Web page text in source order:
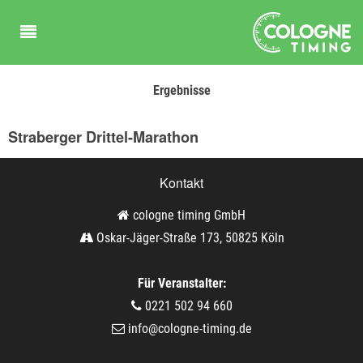
Ergebnisse
Straberger Drittel-Marathon
Kontakt
cologne timing GmbH
Oskar-Jäger-Straße 173, 50825 Köln
Für Veranstalter:
0221 502 94 660
info@cologne-timing.de